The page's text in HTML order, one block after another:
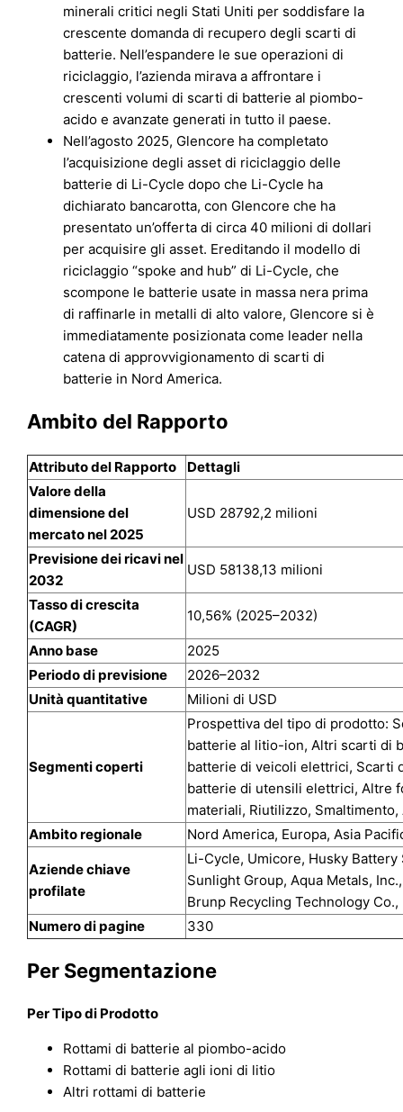
minerali critici negli Stati Uniti per soddisfare la
crescente domanda di recupero degli scarti di
batterie. Nell’espandere le sue operazioni di
riciclaggio, l’azienda mirava a affrontare i
crescenti volumi di scarti di batterie al piombo-
acido e avanzate generati in tutto il paese.
Nell’agosto 2025, Glencore ha completato
l’acquisizione degli asset di riciclaggio delle
batterie di Li-Cycle dopo che Li-Cycle ha
dichiarato bancarotta, con Glencore che ha
presentato un’offerta di circa 40 milioni di dollari
per acquisire gli asset. Ereditando il modello di
riciclaggio “spoke and hub” di Li-Cycle, che
scompone le batterie usate in massa nera prima
di raffinarle in metalli di alto valore, Glencore si è
immediatamente posizionata come leader nella
catena di approvvigionamento di scarti di
batterie in Nord America.
Ambito del Rapporto
Attributo del Rapporto
Dettagli
Valore della
dimensione del
mercato nel 2025
USD 28792,2 milioni
Previsione dei ricavi nel
2032
USD 58138,13 milioni
Tasso di crescita
(CAGR)
10,56% (2025–2032)
Anno base
2025
Periodo di previsione
2026–2032
Unità quantitative
Milioni di USD
Segmenti coperti
Prospettiva del tipo di prodotto:
batterie al litio-ion, Altri scarti di
batterie di veicoli elettrici, Scarti
batterie di utensili elettrici, Altre
materiali, Riutilizzo,
Ambito regionale
Nord America, Europa, Asia
Aziende chiave
profilate
Li-Cycle, Umicore, Husky Battery
Sunlight Group, Aqua Metals,
Brunp Recycling Technology Co.,
Numero di pagine
330
Per Segmentazione
Per Tipo di Prodotto
Rottami di batterie al piombo-acido
Rottami di batterie agli ioni di litio
Altri rottami di batterie